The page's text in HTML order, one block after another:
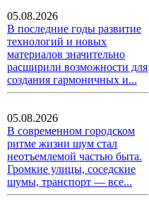
05.08.2026
В последние годы развитие
технологий и новых
материалов значительно
расширили возможности для
создания гармоничных и...
05.08.2026
В современном городском
ритме жизни шум стал
неотъемлемой частью быта.
Громкие улицы, соседские
шумы, транспорт — все...